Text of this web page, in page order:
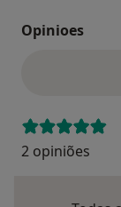
Opinioes
2 opiniões